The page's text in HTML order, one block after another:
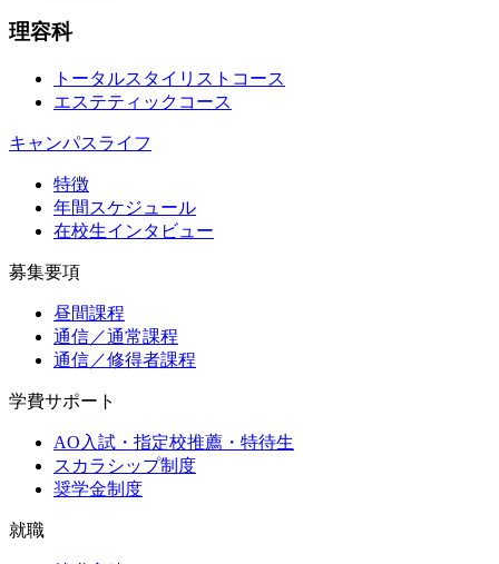
理容科
トータルスタイリストコース
エステティックコース
キャンパスライフ
特徴
年間スケジュール
在校生インタビュー
募集要項
昼間課程
通信／通常課程
通信／修得者課程
学費サポート
AO入試・指定校推薦・特待生
スカラシップ制度
奨学金制度
就職